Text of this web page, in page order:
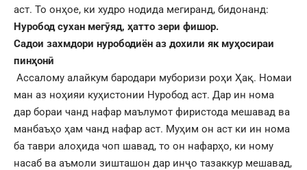
аст. То онҳое, ки худро нодида мегиранд, бидонанд:
Нуробод сухан мегӯяд, ҳатто зери фишор.
Садои захмдори нурободиён аз дохили як муҳосираи
пинҳонӣ
Ассалому алайкум бародари муборизи роҳи Ҳақ. Номаи
ман аз ноҳияи куҳистонии Нуробод аст. Дар ин нома
дар бораи чанд нафар маълумот фиристода мешавад ва
манбаъҳо ҳам чанд нафар аст. Муҳим он аст ки ин нома
ба таври алоҳида чоп шавад, то он нафарҳо, ки ному
насаб ва аъмоли зишташон дар инҷо тазаккур мешавад,